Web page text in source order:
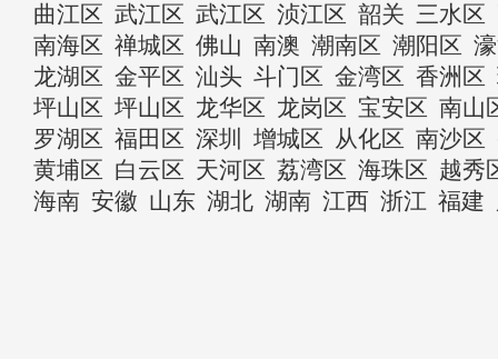
曲江区 武江区 武江区 浈江区 韶关 三水区
南海区 禅城区 佛山 南澳 潮南区 潮阳区
龙湖区 金平区 汕头 斗门区 金湾区 香洲区
坪山区 坪山区 龙华区 龙岗区 宝安区 南山
罗湖区 福田区 深圳 增城区 从化区 南沙区
黄埔区 白云区 天河区 荔湾区 海珠区 越秀
海南 安徽 山东 湖北 湖南 江西 浙江 福建